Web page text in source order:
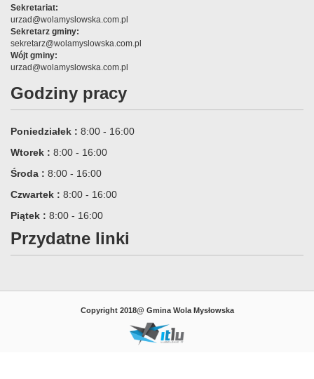
Sekretariat:
urzad@wolamyslowska.com.pl
Sekretarz gminy:
sekretarz@wolamyslowska.com.pl
Wójt gminy:
urzad@wolamyslowska.com.pl
Godziny pracy
Poniedziałek : 8:00 - 16:00
Wtorek : 8:00 - 16:00
Środa : 8:00 - 16:00
Czwartek : 8:00 - 16:00
Piątek : 8:00 - 16:00
Przydatne linki
Copyright 2018@ Gmina Wola Mysłowska